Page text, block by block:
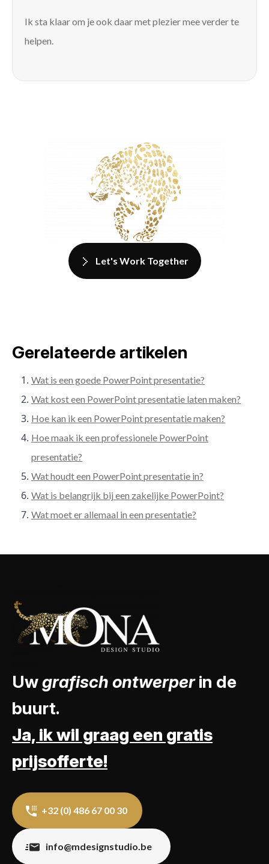
Ik sta klaar om je ook daar met plezier mee verder te
helpen.
Let's Work Together
Gerelateerde artikelen
Wat is een goede PowerPoint presentatie?
Wat kost een PowerPoint presentatie laten maken?
Hoe kan ik een PowerPoint presentatie maken?
Hoe maak ik een professionele PowerPoint
presentatie?
Wat houdt een PowerPoint presentatie in?
Wat is belangrijk bij een zakelijke PowerPoint?
Wat moet er allemaal in een presentatie?
Uwgrafisch ontwerperin de
buurt.
Ja, ik wil graag een gratis
prijsofferte!
+32 (0) 486 67 00 30
info@mdesignstudio.be